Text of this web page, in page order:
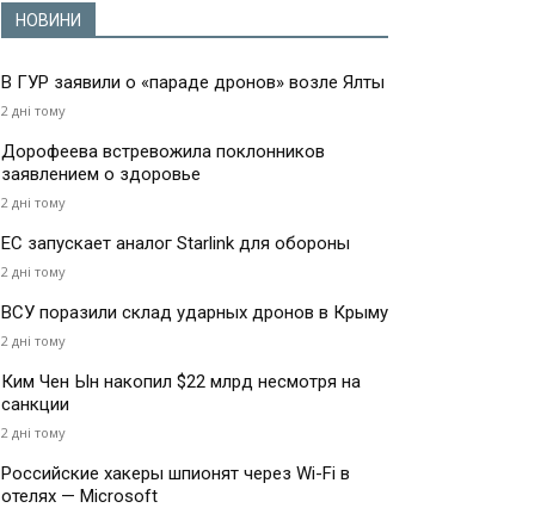
НОВИНИ
В ГУР заявили о «параде дронов» возле Ялты
2 дні тому
Дорофеева встревожила поклонников
заявлением о здоровье
2 дні тому
ЕС запускает аналог Starlink для обороны
2 дні тому
ВСУ поразили склад ударных дронов в Крыму
2 дні тому
Ким Чен Ын накопил $22 млрд несмотря на
санкции
2 дні тому
Российские хакеры шпионят через Wi-Fi в
отелях — Microsoft